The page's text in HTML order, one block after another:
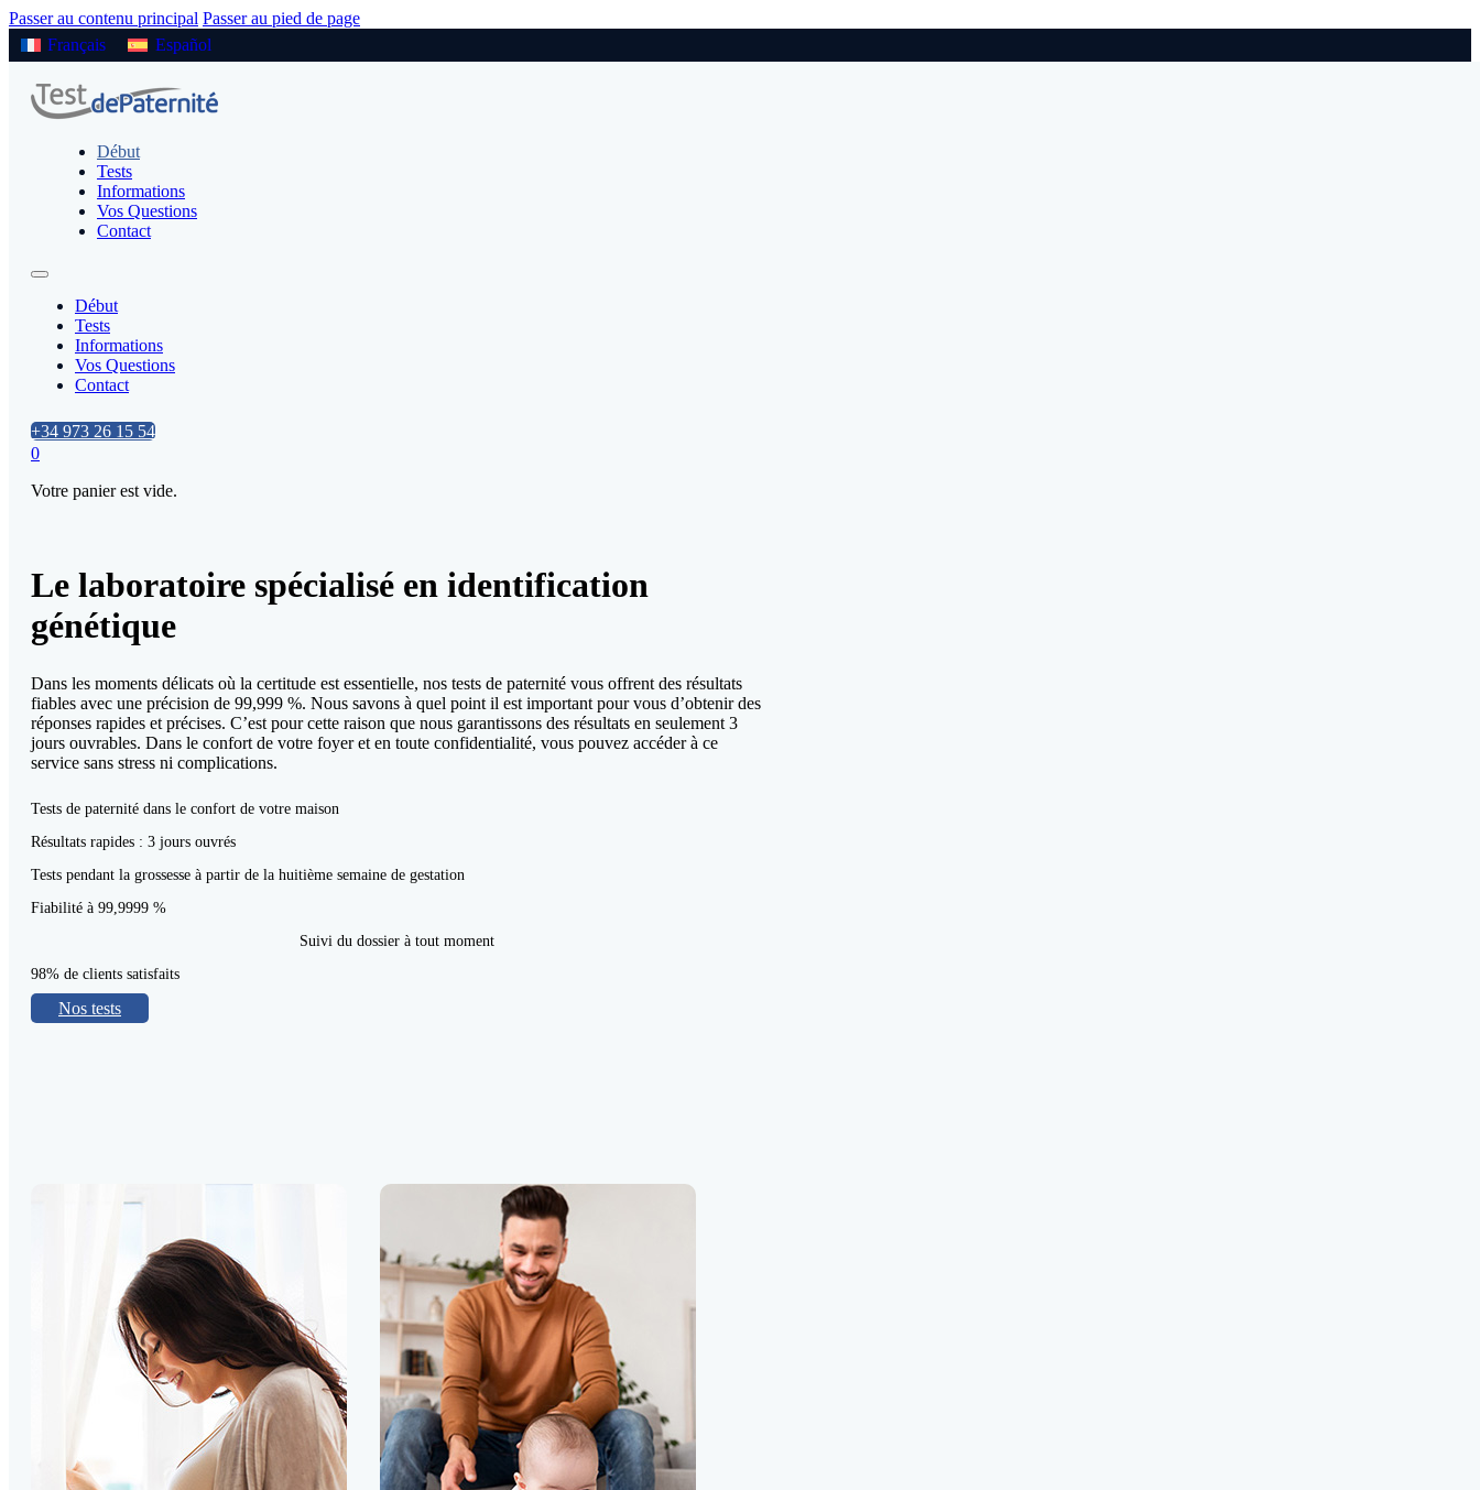
Passer au contenu principal Passer au pied de page
Français
Español
Début
Tests
Informations
Vos Questions
Contact
Début
Tests
Informations
Vos Questions
Contact
+34 973 26 15 54
0
Votre panier est vide.
Le laboratoire spécialisé en identification
génétique
Dans les moments délicats où la certitude est essentielle, nos tests de paternité vous offrent des résultats
fiables avec une précision de 99,999 %. Nous savons à quel point il est important pour vous d’obtenir des
réponses rapides et précises. C’est pour cette raison que nous garantissons des résultats en seulement 3
jours ouvrables. Dans le confort de votre foyer et en toute confidentialité, vous pouvez accéder à ce
service sans stress ni complications.
Tests de paternité dans le confort de votre maison
Résultats rapides : 3 jours ouvrés
Tests pendant la grossesse à partir de la huitième semaine de gestation
Fiabilité à 99,9999 %
Suivi du dossier à tout moment
98% de clients satisfaits
Nos tests